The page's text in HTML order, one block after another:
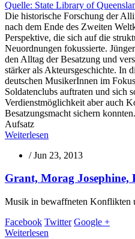
Die historische Forschung der
nach dem Ende des Zweiten
Perspektive, die sich auf die
Neuordnungen fokussierte.
den Alltag der Besatzung und
stärker als Akteursgeschichte. In
deutschen MusikerInnen im
Soldatenclubs auftraten und sich
Verdienstmöglichkeit aber auch
Besatzungsmacht sichern konnten.
Aufsatz
Weiterlesen
/ Jun 23, 2013
Grant, Morag Josephine,
Musik in bewaffneten
Facebook Twitter Google +
Weiterlesen